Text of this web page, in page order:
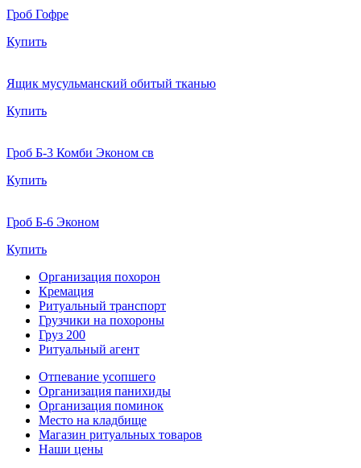
Гроб Гофре
Купить
Ящик мусульманский обитый тканью
Купить
Гроб Б-3 Комби Эконом св
Купить
Гроб Б-6 Эконом
Купить
Организация похорон
Кремация
Ритуальный транспорт
Грузчики на похороны
Груз 200
Ритуальный агент
Отпевание усопшего
Организация панихиды
Организация поминок
Место на кладбище
Магазин ритуальных товаров
Наши цены